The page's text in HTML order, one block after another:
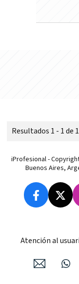
Resultados 1 - 1 de 1
iProfesional -
Buenos Aires,
Atención al